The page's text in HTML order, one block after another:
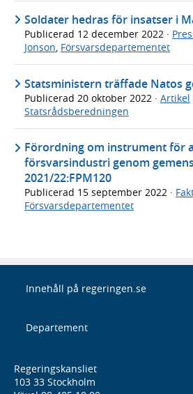
Soldater hedras för insatser i
Publicerad 12 december 2022 ·
Jonson, Försvarsdepartementet
Statsministern träffade Natos
Publicerad 20 oktober 2022 · Artikel
Statsrådsberedningen
Förordning om instrument för
försvarsindustri genom
2021/22:FPM120
Publicerad 15 september 2022 ·
Försvarsdepartementet
Innehåll på regeringen.se
Departement
Regeringskansliet
103 33 Stockholm